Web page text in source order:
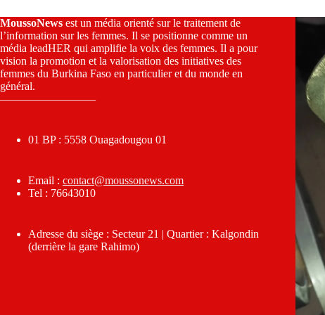
MoussoNews est un média orienté sur le traitement de
l’information sur les femmes. Il se positionne comme un
média leadHER qui amplifie la voix des femmes. Il a pour
vision la promotion et la valorisation des initiatives des
femmes du Burkina Faso en particulier et du monde en
général.
————————–
01 BP : 5558 Ouagadougou 01
Email : contact@moussonews.com
Tel : 76643010
Adresse du siège : Secteur 21 | Quartier : Kalgondin
(derrière la gare Rahimo)